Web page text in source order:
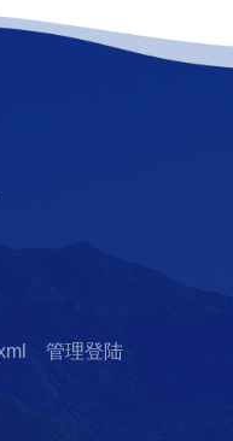
管理登陆